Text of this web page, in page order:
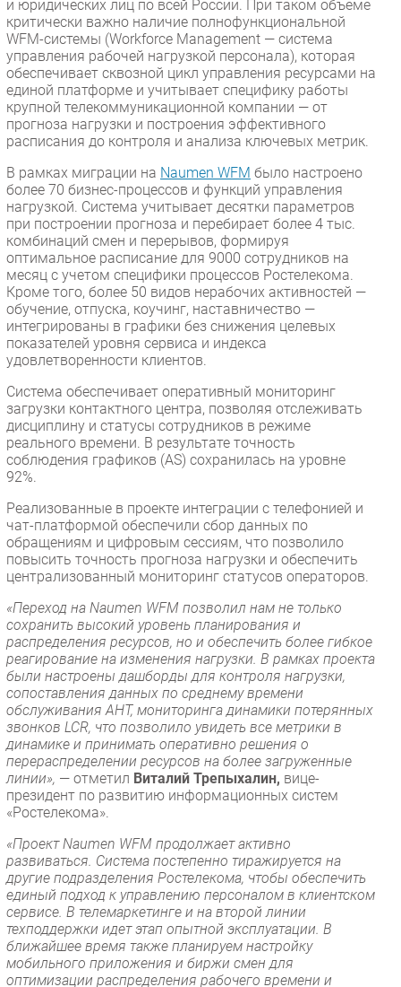
Проекты
IT класс
Тестовый стенд
Каталог компаний
и юридических лиц по всей России. При таком объеме
критически важно наличие полнофункциональной
WFM-системы (Workforce Management — система
управления рабочей нагрузкой персонала), которая
обеспечивает сквозной цикл управления ресурсами на
единой платформе и учитывает специфику работы
крупной телекоммуникационной компании — от
прогноза нагрузки и построения эффективного
расписания до контроля и анализа ключевых метрик.
В рамках миграции на Naumen WFM было настроено
более 70 бизнес-процессов и функций управления
нагрузкой. Система учитывает десятки параметров
при построении прогноза и перебирает более 4 тыс.
комбинаций смен и перерывов, формируя
оптимальное расписание для 9000 сотрудников на
месяц с учетом специфики процессов Ростелекома.
Кроме того, более 50 видов нерабочих активностей —
обучение, отпуска, коучинг, наставничество —
интегрированы в графики без снижения целевых
показателей уровня сервиса и индекса
удовлетворенности клиентов.
Система обеспечивает оперативный мониторинг
загрузки контактного центра, позволяя отслеживать
дисциплину и статусы сотрудников в режиме
реального времени. В результате точность
соблюдения графиков (AS) сохранилась на уровне
92%.
Реализованные в проекте интеграции с телефонией и
чат-платформой обеспечили сбор данных по
обращениям и цифровым сессиям, что позволило
повысить точность прогноза нагрузки и обеспечить
централизованный мониторинг статусов операторов.
«Переход на Naumen WFM позволил нам не только
сохранить высокий уровень планирования и
распределения ресурсов, но и обеспечить более гибкое
реагирование на изменения нагрузки. В рамках проекта
были настроены дашборды для контроля нагрузки,
сопоставления данных по среднему времени
обслуживания AHT, мониторинга динамики потерянных
звонков LCR, что позволило увидеть все метрики в
динамике и принимать оперативно решения о
перераспределении ресурсов на более загруженные
линии», — отметил Виталий Трепыхалин, вице-
президент по развитию информационных систем
«Ростелекома».
«Проект Naumen WFM продолжает активно
развиваться. Система постепенно тиражируется на
другие подразделения Ростелекома, чтобы обеспечить
единый подход к управлению персоналом в клиентском
сервисе. В телемаркетинге и на второй линии
техподдержки идет этап опытной эксплуатации. В
ближайшее время также планируем настройку
мобильного приложения и биржи смен для
оптимизации распределения рабочего времени и